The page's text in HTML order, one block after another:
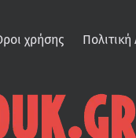
χρήσης